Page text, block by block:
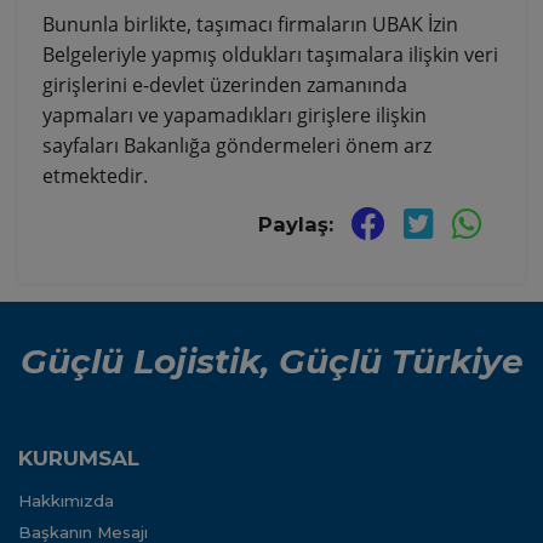
Bununla birlikte, taşımacı firmaların UBAK İzin
Belgeleriyle yapmış oldukları taşımalara ilişkin veri
girişlerini e-devlet üzerinden zamanında
yapmaları ve yapamadıkları girişlere ilişkin
sayfaları Bakanlığa göndermeleri önem arz
etmektedir.
Paylaş:
Güçlü Lojistik, Güçlü Türkiye
KURUMSAL
Hakkımızda
Başkanın Mesajı